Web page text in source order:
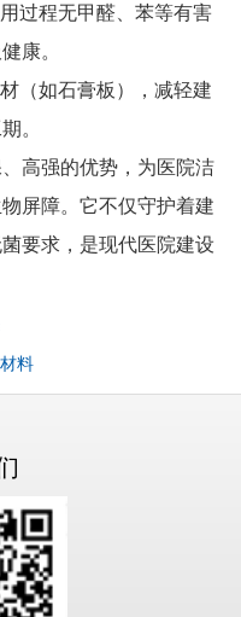
过程无甲醛、苯等有害
康。
（如石膏板），减轻建
。
高强的优势，为医院洁
屏障。它不仅守护着建
要求，是现代医院建设
料